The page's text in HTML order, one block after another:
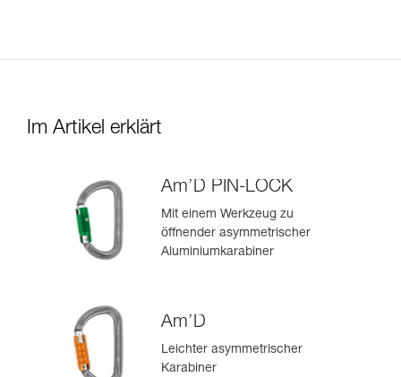
Im Artikel erklärt
Am’D PIN-LOCK
Mit einem Werkzeug zu
öffnender asymmetrischer
Aluminiumkarabiner
Am’D
Leichter asymmetrischer
Karabiner